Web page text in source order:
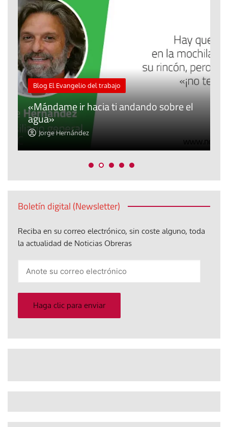
Blog El Evangelio del trabajo
«Mándame ir hacia ti andando sobre el
agua»
Jorge Hernández
Boletín digital (Newsletter)
Reciba en su correo electrónico, sin coste alguno, toda
la actualidad de Noticias Obreras
electrónico
Haga clic para enviar